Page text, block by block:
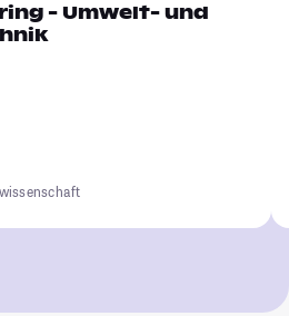
- Umwelt- und